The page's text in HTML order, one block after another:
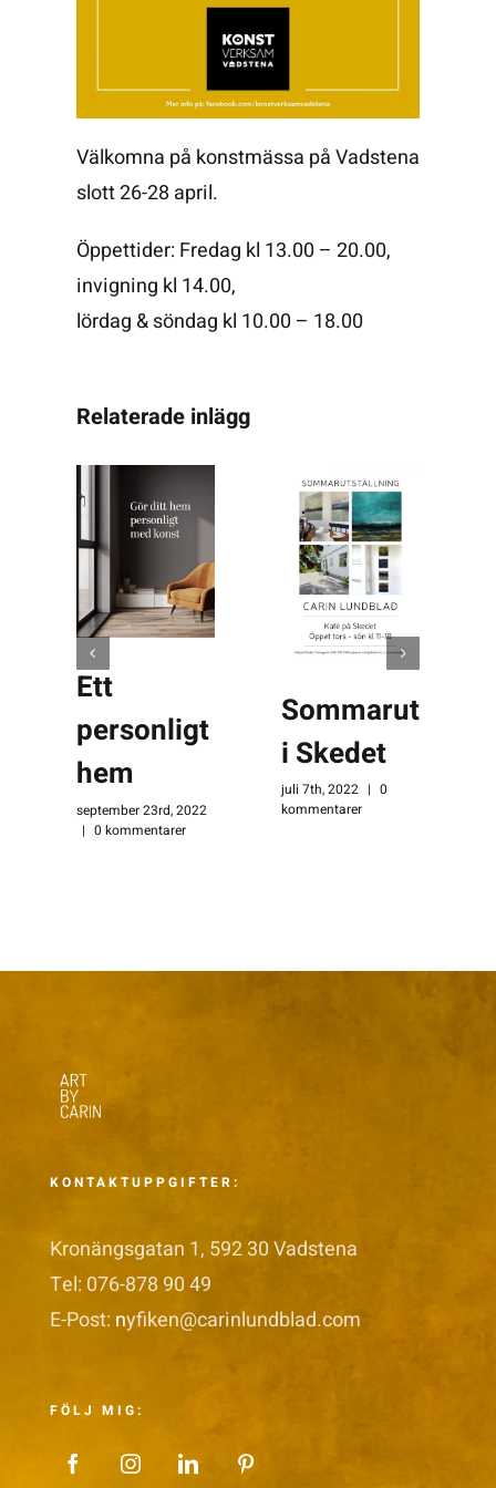
Välkomna på konstmässa på Vadstena
slott 26-28 april.
Öppettider: Fredag kl 13.00 – 20.00,
invigning kl 14.00,
lördag & söndag kl 10.00 – 18.00
Relaterade inlägg
Ett
personligt
hem
september 23rd, 2022
| 0 kommentarer
i Skedet
juli 7th, 2022 | 0
kommentarer
KONTAKTUPPGIFTER:
Kronängsgatan 1, 592 30 Vadstena
Tel: 076-878 90 49
E-Post: nyfiken@carinlundblad.com
FÖLJ MIG: